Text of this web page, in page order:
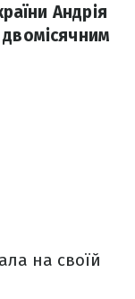
Андрія
на своїй